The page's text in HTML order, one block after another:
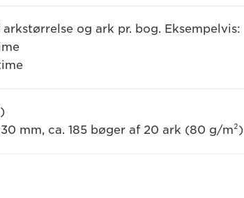
og ark pr. bog. Eksempelvis:
mm, ca. 185 bøger af 20 ark (80 g/m²)